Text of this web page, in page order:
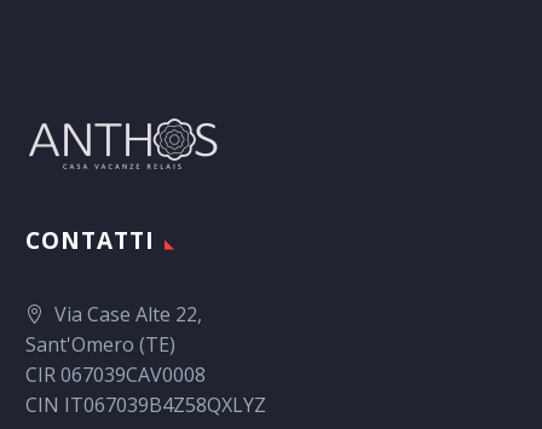
CONTATTI
Via Case Alte 22,
Sant'Omero (TE)
CIR 067039CAV0008
CIN IT067039B4Z58QXLYZ